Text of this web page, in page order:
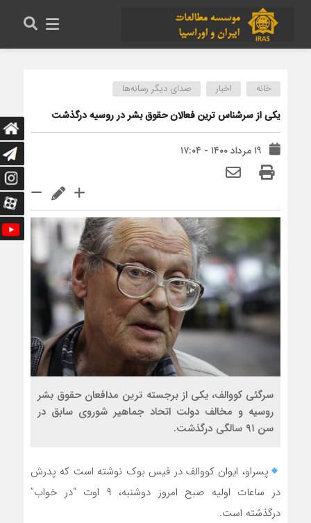
خانه اخبار صدای دیگر رسانه‌ها
یکی از سرشناس ترین فعالان حقوق بشر در روسیه درگذشت
۱۹ مرداد ۱۴۰۰ - ۱۷:۰۴
سرگئی کووالف، یکی از برجسته ترین مدافعان حقوق بشر
روسیه و مخالف دولت اتحاد جماهیر شوروی سابق در
سن ۹۱ سالگی درگذشت.
پسراو، ایوان کووالف در فیس بوک نوشته است که پدرش
در ساعات اولیه صبح امروز دوشنبه، ۹ اوت “در خواب”
درگذشته است.